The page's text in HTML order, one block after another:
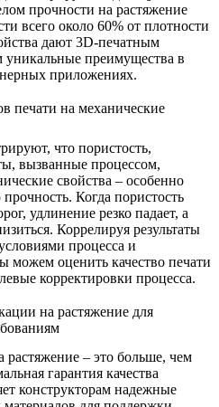
прочности на растяжение
всего около 60% от плотности
дают 3D-печатным
уникальные преимущества в
приложениях.
печати на механические
что пористость,
вызванные процессом,
свойства – особенно
Когда пористость
удлинение резко падает, а
Коррелируя результаты
процесса и
можем оценить качество печати
корректировки процесса.
на растяжение для
– это больше, чем
гарантия качества
конструкторам надежные